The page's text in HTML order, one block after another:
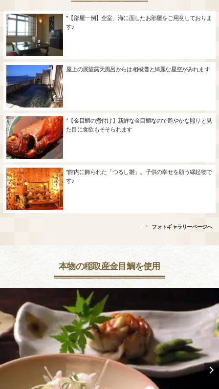
*【部屋一例】全室、海に面したお部屋をご用意しておりま
す♪
屋上の展望露天風呂からは相模灘と綺麗な星空がみれます
*【金目鯛の煮付け】新鮮な金目鯛なので艶やかな照りと見
た目に食欲もそそられます
*館内に飾られた「つるし雛」。子供の幸せを願う縁起物で
す♪
フォトギャラリーページへ
本物の稲取産金目鯛を使用